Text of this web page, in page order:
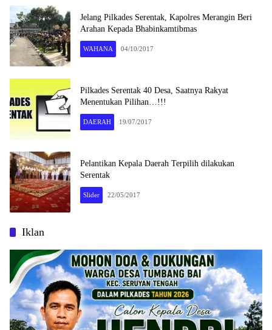
Jelang Pilkades Serentak, Kapolres Merangin Beri
Arahan Kepada Bhabinkamtibmas
WAHANA 04/10/2017
Pilkades Serentak 40 Desa, Saatnya Rakyat
Menentukan Pilihan…!!!
DAERAH 19/07/2017
Pelantikan Kepala Daerah Terpilih dilakukan
Serentak
Slider 22/05/2017
Iklan